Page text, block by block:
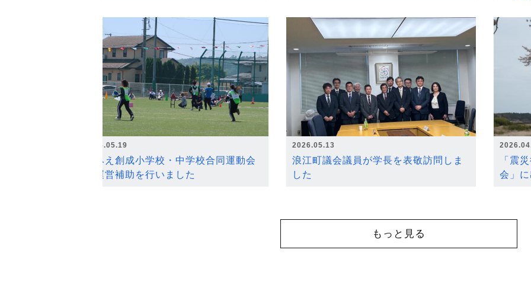
2026.05.19
なみえ創成小学校・中学校合同運動会
の運営補助を行いました
2026.05.13
浪江町議会議員が学長を表敬訪問しま
した
「震
会」
もっと見る